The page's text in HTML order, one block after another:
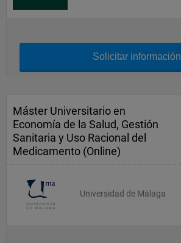
Solicitar información
Máster Universitario en
Economía de la Salud, Gestión
Sanitaria y Uso Racional del
Medicamento (Online)
Universidad de Málaga